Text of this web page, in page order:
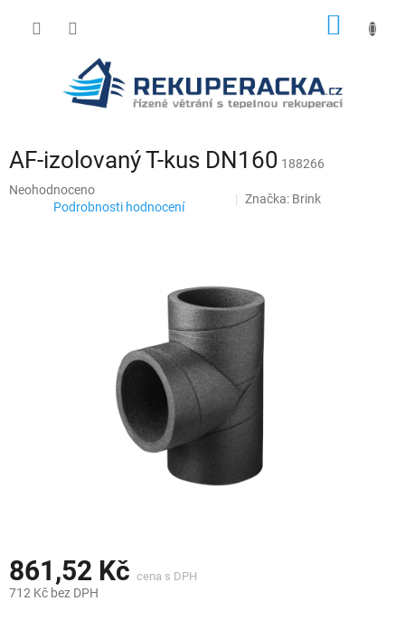
AF-izolovaný T-kus DN160 188266
Průměrné
hodnocení
Neohodnoceno
Podrobnosti hodnocení
Značka: Brink
861,52 Kč
712 Kč bez DPH